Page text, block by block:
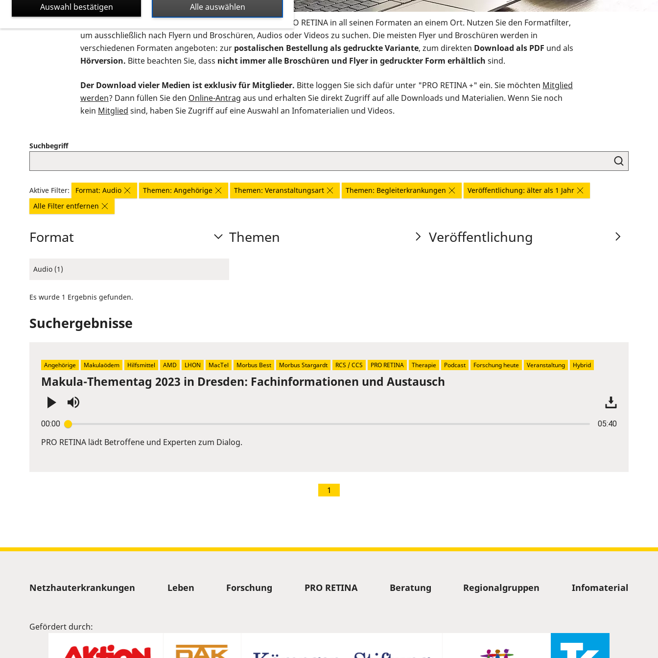
Auf dieser Seite finden Sie sämtliches Infomaterial der PRO RETINA in all seinen Formaten an einem Ort. Nutzen Sie den Formatfilter,
um ausschließlich nach Flyern und Broschüren, Audios oder Videos zu suchen. Die meisten Flyer und Broschüren werden in
verschiedenen Formaten angeboten: zur postalischen Bestellung als gedruckte Variante, zum direkten Download als PDF und als
Hörversion. Bitte beachten Sie, dass nicht immer alle Broschüren und Flyer in gedruckter Form erhältlich sind.
Der Download vieler Medien ist exklusiv für Mitglieder. Bitte loggen Sie sich dafür unter "PRO RETINA +" ein. Sie möchten Mitglied
werden? Dann füllen Sie den Online-Antrag aus und erhalten Sie direkt Zugriff auf alle Downloads und Materialien. Wenn Sie noch
kein Mitglied sind, haben Sie Zugriff auf eine Auswahl an Infomaterialien und Videos.
Suchbegriff
Aktive Filter: Format: Audio Themen: Angehörige Themen: Veranstaltungsart Themen: Begleiterkrankungen
Veröffentlichung: älter als 1 Jahr
Alle Filter entfernen
Format
Audio (1)
Themen Veröffentlichung
Es wurde 1 Ergebnis gefunden.
Suchergebnisse
Makula-Thementag 2023 in Dresden: Fachinformationen und Austausch
00:00 05:40
Enter
or
PRO RETINA lädt Betroffene und Experten zum Dialog.
Angehörige Makulaödem Hilfsmittel AMD LHON MacTel Morbus Best Morbus Stargardt RCS / CCS PRO RETINA Therapie Podcast Forschung heute Veranstaltung Hybrid
1
Sitemap
Netzhauterkrankungen Leben Forschung PRO RETINA Beratung Regionalgruppen Infomaterial
Gefördert durch:
Alle auswählen
Auswahl bestätigen